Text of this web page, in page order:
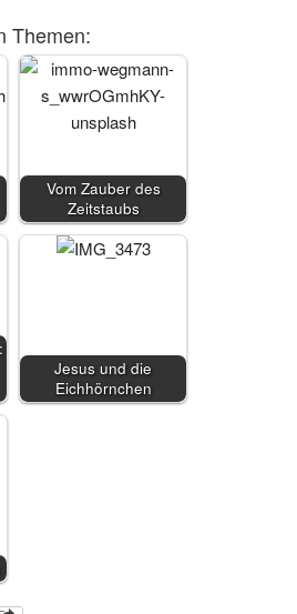
Themen:
Vom Zauber des
Zeitstaubs
Jesus und die
Eichhörnchen